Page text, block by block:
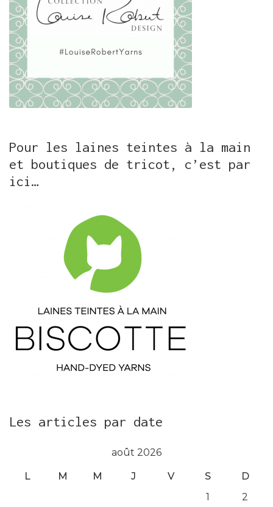
Pour les laines teintes à la main
et boutiques de tricot, c’est par
ici…
Les articles par date
août 2026
L M M J V S
D
1
2